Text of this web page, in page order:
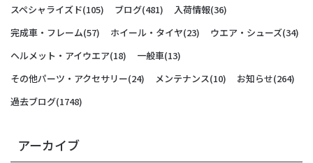
スペシャライズド(105) ブログ(481) 入荷情報(36)
完成車・フレーム(57) ホイール・タイヤ(23) ウエア・シューズ(34)
ヘルメット・アイウエア(18) 一般車(13)
その他パーツ・アクセサリー(24) メンテナンス(10) お知らせ(264)
過去ブログ(1748)
アーカイブ